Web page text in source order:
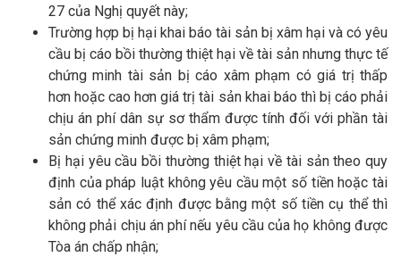
27 của Nghị quyết này;
Trường hợp bị hại khai báo tài sản bị xâm hại và có yêu
cầu bị cáo bồi thường thiệt hại về tài sản nhưng thực tế
chứng minh tài sản bị cáo xâm phạm có giá trị thấp
hơn hoặc cao hơn giá trị tài sản khai báo thì bị cáo phải
chịu án phí dân sự sơ thẩm được tính đối với phần tài
sản chứng minh được bị xâm phạm;
Bị hại yêu cầu bồi thường thiệt hại về tài sản theo quy
định của pháp luật không yêu cầu một số tiền hoặc tài
sản có thể xác định được bằng một số tiền cụ thể thì
không phải chịu án phí nếu yêu cầu của họ không được
Tòa án chấp nhận;